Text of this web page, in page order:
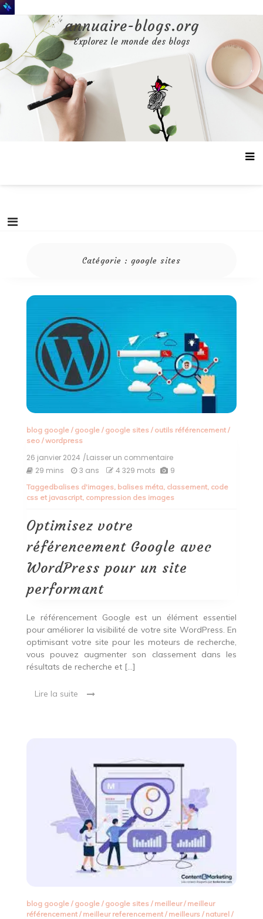
Aller
au
annuaire-blogs.org
Explorez le monde des blogs
Catégorie : google sites
blog google/ google/ google sites/ outils référencement/
seo/wordpress
26 janvier 2024 /Laisser un commentaireon
Optimisez
référencement
Google
site
performant
29 mins 3 ans 4 329 mots 9
Taggedbalises d'images, balises méta, classement, code
css et javascript, compression des images
Optimisez votre
référencement Google avec
WordPress pour un site
performant
Le référencement Google est un élément essentiel
pour améliorer la visibilité de votre site WordPress. En
optimisant votre site pour les moteurs de recherche,
vous pouvez augmenter son classement dans les
résultats de recherche et […]
Lire la suite
blog google/ google/ google sites/ meilleur/ meilleur
référencement/ meilleur referencement/ meilleurs/ naturel/